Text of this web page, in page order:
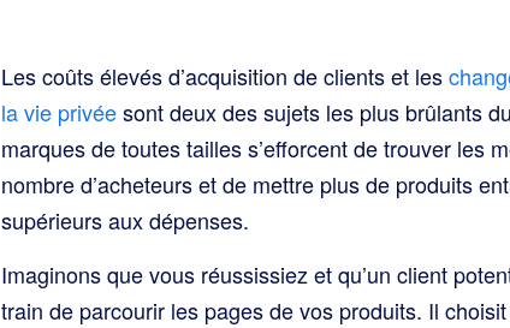
Les coûts élevés d’acquisition de clients et les
la vie privéesont deux des sujets les plus brûlants
marques de toutes tailles s’efforcent de trouver les
nombre d’acheteurs et de mettre plus de produits
supérieurs aux dépenses.
Imaginons que vous réussissiez et qu’un client
train de parcourir les pages de vos produits. Il